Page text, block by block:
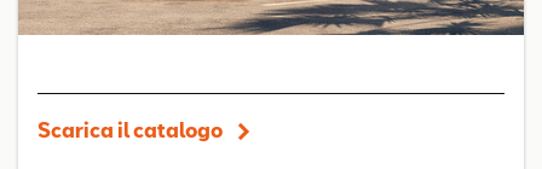
Scarica il catalogo